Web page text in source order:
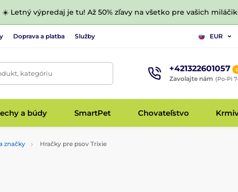
☀️ Letný výpredaj je tu! Až 50% zľavy na všetko pre vašich
Doprava a platba Služby EUR
kategóriu +421322601057
Zavolajte nám (Po-Pi
a búdy SmartPet Chovateľstvo
značky Hračky pre psov Trixie